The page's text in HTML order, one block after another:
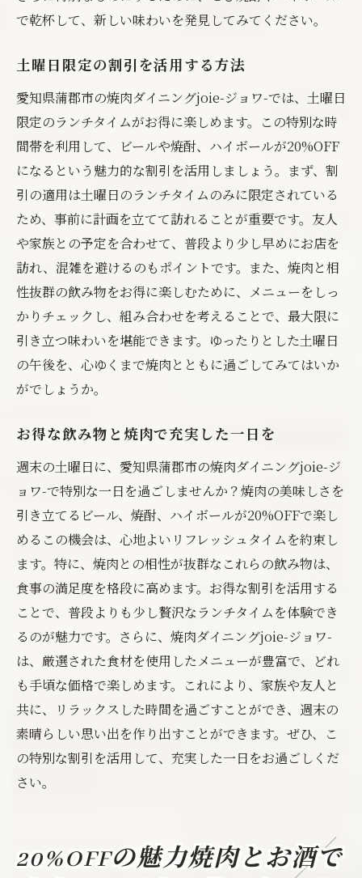
で乾杯して、新しい味わいを発見してみてください。
土曜日限定の割引を活用する方法
愛知県蒲郡市の焼肉ダイニングjoie-ジョワ-では、土曜日
限定のランチタイムがお得に楽しめます。この特別な時
間帯を利用して、ビールや焼酎、ハイボールが20%OFF
になるという魅力的な割引を活用しましょう。まず、割
引の適用は土曜日のランチタイムのみに限定されている
ため、事前に計画を立てて訪れることが重要です。友人
や家族との予定を合わせて、普段より少し早めにお店を
訪れ、混雑を避けるのもポイントです。また、焼肉と相
性抜群の飲み物をお得に楽しむために、メニューをしっ
かりチェックし、組み合わせを考えることで、最大限に
引き立つ味わいを堪能できます。ゆったりとした土曜日
の午後を、心ゆくまで焼肉とともに過ごしてみてはいか
がでしょうか。
お得な飲み物と焼肉で充実した一日を
週末の土曜日に、愛知県蒲郡市の焼肉ダイニングjoie-ジ
ョワ-で特別な一日を過ごしませんか？焼肉の美味しさを
引き立てるビール、焼酎、ハイボールが20%OFFで楽し
めるこの機会は、心地よいリフレッシュタイムを約束し
ます。特に、焼肉との相性が抜群なこれらの飲み物は、
食事の満足度を格段に高めます。お得な割引を活用する
ことで、普段よりも少し贅沢なランチタイムを体験でき
るのが魅力です。さらに、焼肉ダイニングjoie-ジョワ-
は、厳選された食材を使用したメニューが豊富で、どれ
も手頃な価格で楽しめます。これにより、家族や友人と
共に、リラックスした時間を過ごすことができ、週末の
素晴らしい思い出を作り出すことができます。ぜひ、こ
の特別な割引を活用して、充実した一日をお過ごしくだ
さい。
20%OFFの魅力焼肉とお酒で